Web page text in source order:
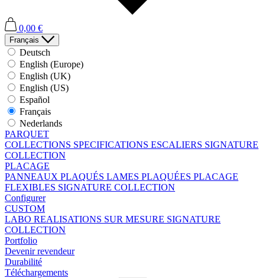
0,00 €
Français
Deutsch
English (Europe)
English (UK)
English (US)
Español
Français
Nederlands
PARQUET
COLLECTIONS SPECIFICATIONS ESCALIERS SIGNATURE
COLLECTION
PLACAGE
PANNEAUX PLAQUÉS LAMES PLAQUÉES PLACAGE
FLEXIBLES SIGNATURE COLLECTION
Configurer
CUSTOM
LABO REALISATIONS SUR MESURE SIGNATURE
COLLECTION
Portfolio
Devenir revendeur
Durabilité
Téléchargements